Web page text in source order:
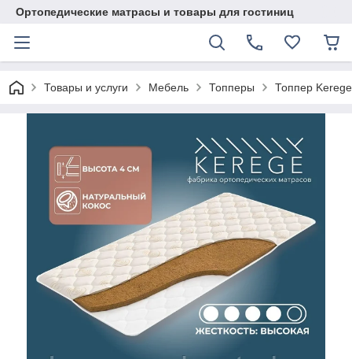
Ортопедические матрасы и товары для гостиниц
Товары и услуги Мебель Топперы Топпер